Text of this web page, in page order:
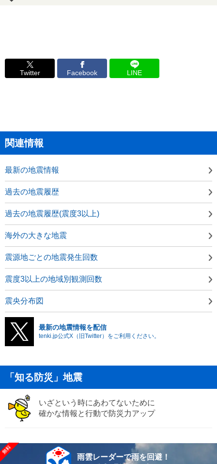
Twitter Facebook LINE
関連情報
最新の地震情報
過去の地震履歴
過去の地震履歴(震度3以上)
海外の大きな地震
震源地ごとの地震発生回数
震度3以上の地域別観測回数
震央分布図
最新の地震情報を配信
tenki.jp公式X（旧Twitter）をご利用ください。
「知る防災」地震
いざという時にあわてないために
確かな情報と行動で防災力アップ
雨雲レーダーで雨を回避！